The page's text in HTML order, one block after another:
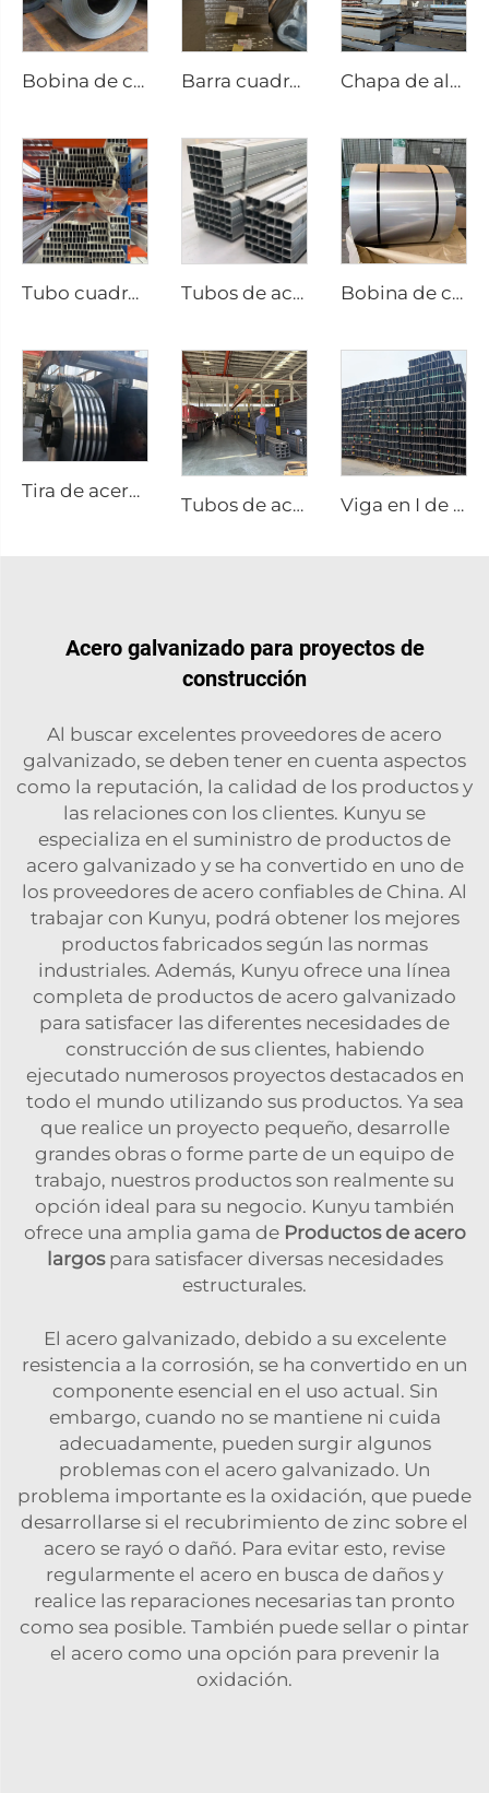
Bobina de chapa galvanizada rollo galvanizado Barra cuadrada de aluminio varilla de aluminio Chapa de aluminio acero
Tubo cuadrado sin costura de acero de aluminio Tubos de acero inoxidable sin costura, tubos cuadrados Bobina de chapa de acero inoxidable, placa de acero inoxidable
Tira de acero al carbono de alta calidad en bobina
Tubos de acero soldados al carbono, tubo cuadrado Viga en I de acero al carbono A36
Acero galvanizado para proyectos de
construcción
Al buscar excelentes proveedores de acero
galvanizado, se deben tener en cuenta aspectos
como la reputación, la calidad de los productos y
las relaciones con los clientes. Kunyu se
especializa en el suministro de productos de
acero galvanizado y se ha convertido en uno de
los proveedores de acero confiables de China. Al
trabajar con Kunyu, podrá obtener los mejores
productos fabricados según las normas
industriales. Además, Kunyu ofrece una línea
completa de productos de acero galvanizado
para satisfacer las diferentes necesidades de
construcción de sus clientes, habiendo
ejecutado numerosos proyectos destacados en
todo el mundo utilizando sus productos. Ya sea
que realice un proyecto pequeño, desarrolle
grandes obras o forme parte de un equipo de
trabajo, nuestros productos son realmente su
opción ideal para su negocio. Kunyu también
ofrece una amplia gama de Productos de acero
largos para satisfacer diversas necesidades
estructurales.
El acero galvanizado, debido a su excelente
resistencia a la corrosión, se ha convertido en un
componente esencial en el uso actual. Sin
embargo, cuando no se mantiene ni cuida
adecuadamente, pueden surgir algunos
problemas con el acero galvanizado. Un
problema importante es la oxidación, que puede
desarrollarse si el recubrimiento de zinc sobre el
acero se rayó o dañó. Para evitar esto, revise
regularmente el acero en busca de daños y
realice las reparaciones necesarias tan pronto
como sea posible. También puede sellar o pintar
el acero como una opción para prevenir la
oxidación.